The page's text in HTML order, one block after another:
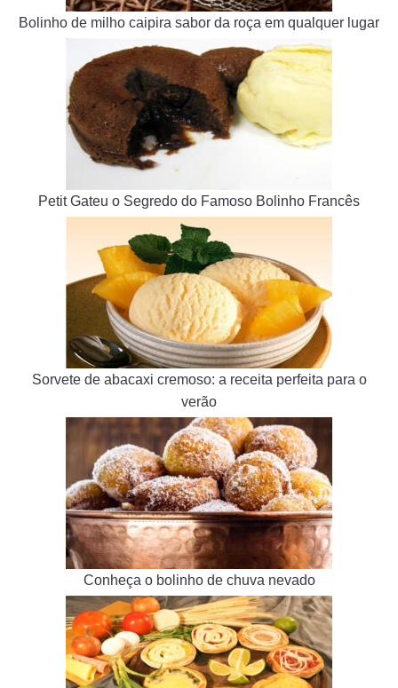
Bolinho de milho caipira sabor da roça em qualquer lugar
Petit Gateu o Segredo do Famoso Bolinho Francês
Sorvete de abacaxi cremoso: a receita perfeita para o
verão
Conheça o bolinho de chuva nevado